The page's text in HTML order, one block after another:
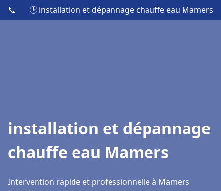
📞 🕒 installation et dépannage chauffe eau Mamers
installation et dépannage
chauffe eau Mamers
Intervention rapide et professionnelle à Mamers